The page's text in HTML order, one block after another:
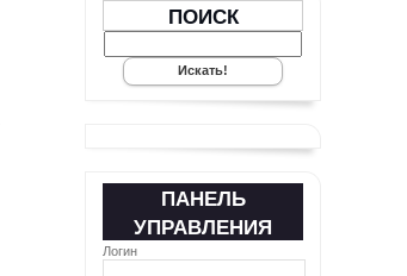
ПОИСК
ПАНЕЛЬ
УПРАВЛЕНИЯ
Логин